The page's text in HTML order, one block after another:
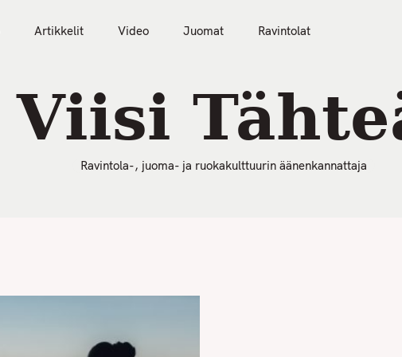
Artikkelit Video Juomat Ravintolat
Viisi
Ravintola-, juoma- ja ruokakulttuurin äänenkannattaja